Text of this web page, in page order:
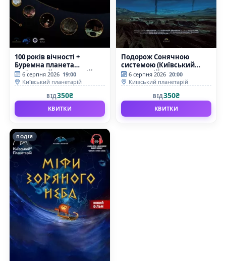
100 років вічності +
Буремна планета
(Київський планетарій)
6 серпня 2026 19:00
Київський планетарій
ВІД350₴
КВИТКИ
Подорож Сонячною
системою (Київський
планетарій)
6 серпня 2026 20:00
Київський планетарій
ВІД350₴
КВИТКИ
ПОДІЯ